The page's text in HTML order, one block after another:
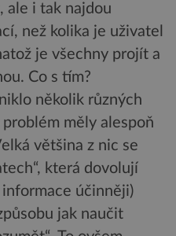
ale i tak najdou
než kolika je uživatel
je všechny projít a
Co s tím?
několik různých
měly alespoň
většina z nic se
která dovolují
účinněji)
jak naučit